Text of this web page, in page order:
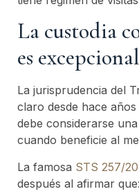
La custodia
es
La jurisprudencia del
claro desde hace
debe considerarse
cuando beneficie al
La famosa STS 257/
después al afirmar que: